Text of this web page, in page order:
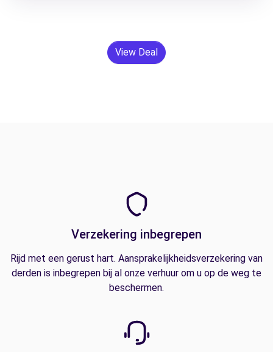
View Deal
Verzekering inbegrepen
Rijd met een gerust hart. Aansprakelijkheidsverzekering van
derden is inbegrepen bij al onze verhuur om u op de weg te
beschermen.